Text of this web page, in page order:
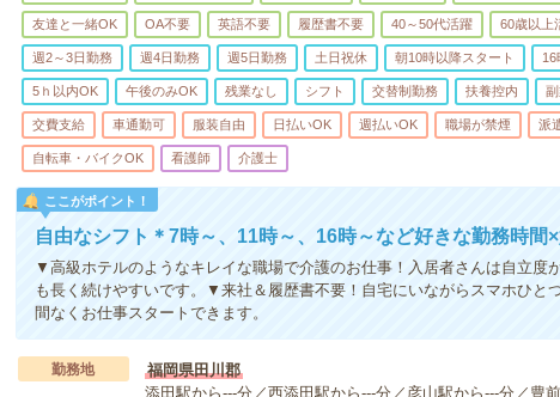
友達と一緒OK OA不要 英語不要 履歴書不要 40～50代活躍 60歳以上
週2～3日勤務 週4日勤務 週5日勤務 土日祝休 朝10時以降スタート 16
5ｈ以内OK 午後のみOK 残業なし シフト 交替制勤務 扶養控内
交費支給 車通勤可 服装自由 日払いOK 週払いOK 職場が禁煙 派
自転車・バイクOK 看護師 介護士
ここがポイント！
自由なシフト＊7時～、11時～、16時～など好きな勤務時間
▼高級ホテルのようなキレイな職場で介護のお仕事！入居者さんは自立度
も長く続けやすいです。▼来社＆履歴書不要！自宅にいながらスマホひと
間なくお仕事スタートできます。
勤務地
福岡県田川郡
添田駅から---分／西添田駅から---分／彦山駅から---分／豊